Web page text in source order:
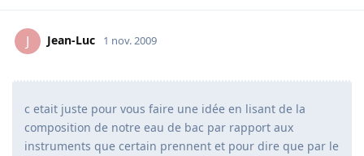
J Jean-Luc 1 nov. 2009
c etait juste pour vous faire une idée en lisant de la
composition de notre eau de bac par rapport aux
instruments que certain prennent et pour dire que par le